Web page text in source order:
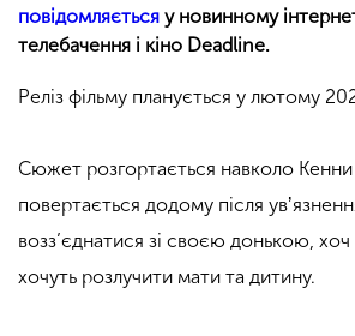
повідомляється у новинному
телебачення і кіно Deadline.
Реліз фільму планується у лютому
Сюжет розгортається навколо
повертається додому після
возз’єднатися зі своєю донькою, хоч
хочуть розлучити мати та дитину.